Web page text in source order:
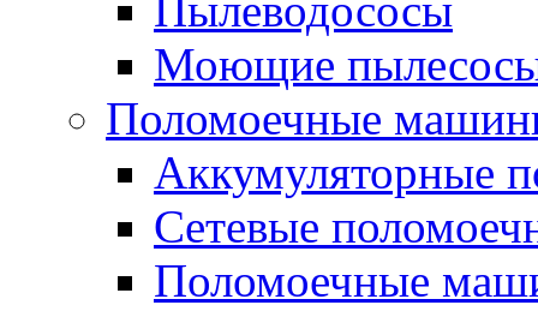
Моющие пылесосы
Поломоечные
Аккумуляторные
Сетевые
Поломоечные